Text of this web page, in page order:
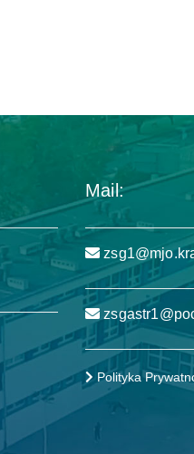
Mail:
Polityka